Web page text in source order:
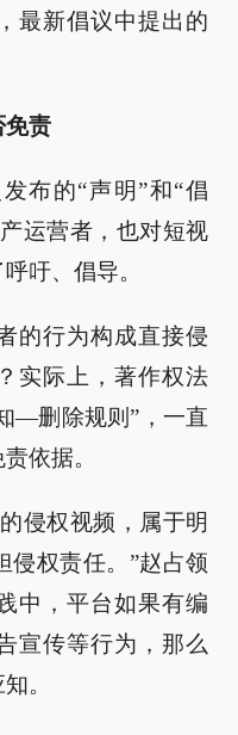
最新倡议中提出的
免责
布的“声明”和“倡
运营者，也对短视
吁、倡导。
的行为构成直接侵
实际上，著作权法
—删除规则”，一直
依据。
侵权视频，属于明
侵权责任。”赵占领
中，平台如果有编
宣传等行为，那么
。